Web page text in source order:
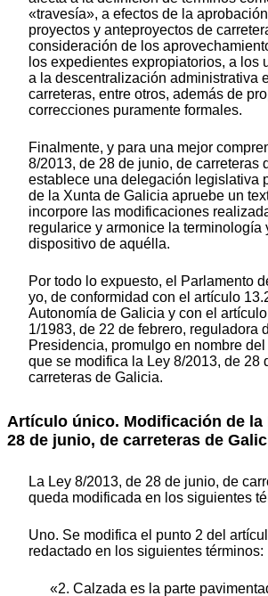
«travesía», a efectos de la
proyectos y anteproyectos de
consideración de los
los expedientes expropiatorios, a los
a la descentralización administrativa
carreteras, entre otros, además de
correcciones puramente formales.
Finalmente, y para una mejor
8/2013, de 28 de junio, de carreteras
establece una delegación legislativa
de la Xunta de Galicia apruebe un
incorpore las modificaciones
regularice y armonice la terminología
dispositivo de aquélla.
Por todo lo expuesto, el Parlamento
yo, de conformidad con el artículo
Autonomía de Galicia y con el
1/1983, de 22 de febrero, reguladora
Presidencia, promulgo en nombre
que se modifica la Ley 8/2013, de 28
carreteras de Galicia.
Artículo único. Modificación de la
28 de junio, de carreteras de
La Ley 8/2013, de 28 de junio, de
queda modificada en los siguientes
Uno. Se modifica el punto 2 del
redactado en los siguientes términos:
«2. Calzada es la parte